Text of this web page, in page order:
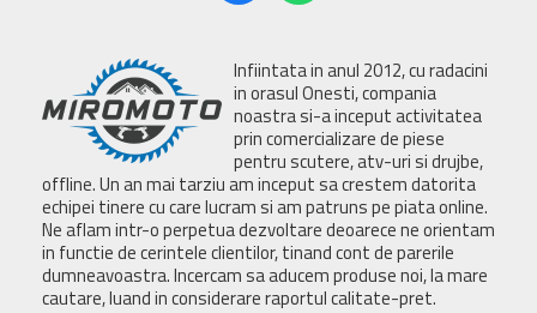
Infiintata in anul 2012, cu radacini
in orasul Onesti, compania
noastra si-a inceput activitatea
prin comercializare de piese
pentru scutere, atv-uri si drujbe,
offline. Un an mai tarziu am inceput sa crestem datorita
echipei tinere cu care lucram si am patruns pe piata online.
Ne aflam intr-o perpetua dezvoltare deoarece ne orientam
in functie de cerintele clientilor, tinand cont de parerile
dumneavoastra. Incercam sa aducem produse noi, la mare
cautare, luand in considerare raportul calitate-pret.